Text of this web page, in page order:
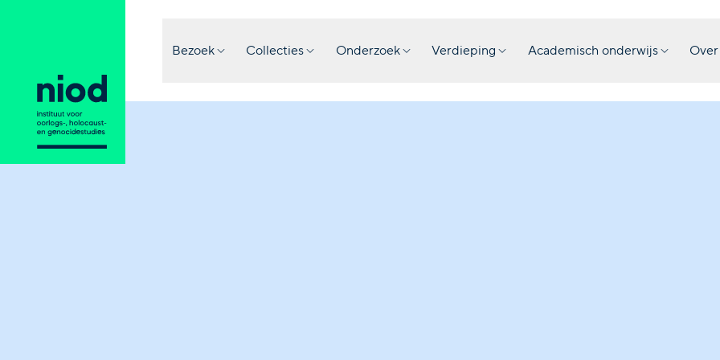
Bezoek Collecties Onderzoek Verdieping Academisch onderwijs